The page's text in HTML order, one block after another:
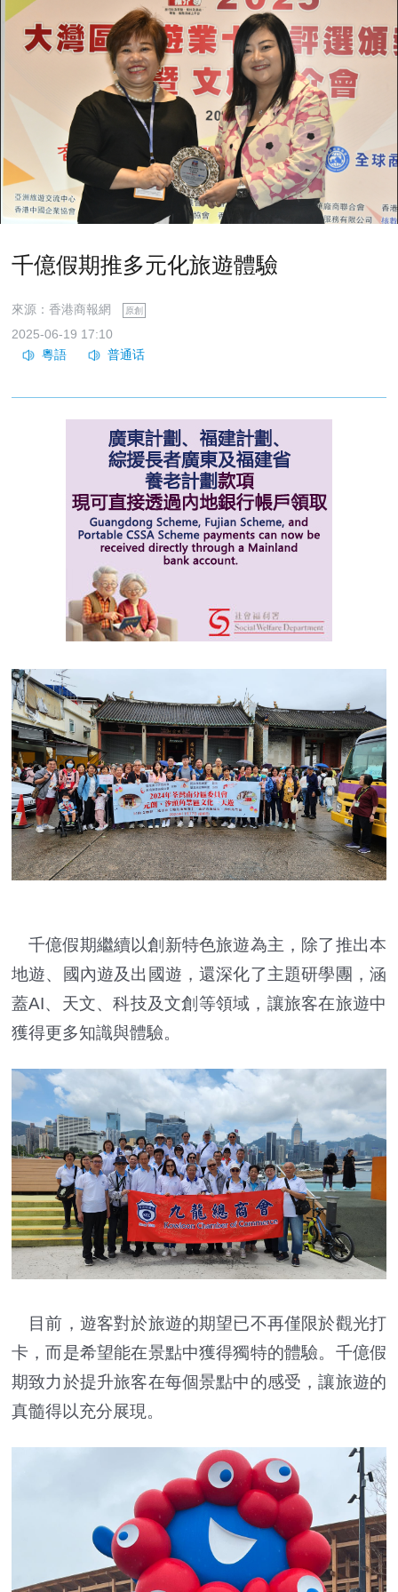
千億假期推多元化旅遊體驗
來源：香港商報網 原創
2025-06-19 17:10
千億假期繼續以創新特色旅遊為主，除了推出本
地遊、國內遊及出國遊，還深化了主題研學團，涵
蓋AI、天文、科技及文創等領域，讓旅客在旅遊中
獲得更多知識與體驗。
目前，遊客對於旅遊的期望已不再僅限於觀光打
卡，而是希望能在景點中獲得獨特的體驗。千億假
期致力於提升旅客在每個景點中的感受，讓旅遊的
真髓得以充分展現。